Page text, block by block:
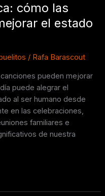
cómo las
el estado
/ Rafa Barascout
pueden mejorar
puede alegrar el
al ser humano desde
en las celebraciones,
familiares e
de nuestra